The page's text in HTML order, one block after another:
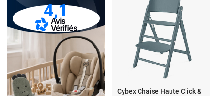
4,1
Cybex Chaise Haute Click &